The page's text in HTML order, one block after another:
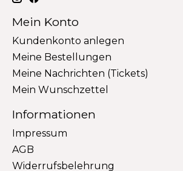
Mein Konto
Kundenkonto anlegen
Meine Bestellungen
Meine Nachrichten (Tickets)
Mein Wunschzettel
Informationen
Impressum
AGB
Widerrufsbelehrung